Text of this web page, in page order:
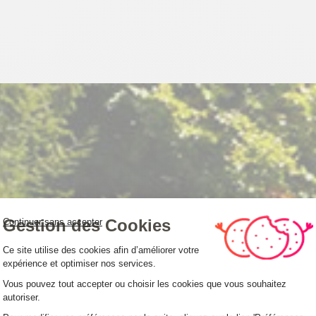
Continuer sans accepter
Gestion des Cookies
Plateforme de Gestion du
Ce site utilise des cookies afin d’améliorer votre
expérience et optimiser nos services.
Vous pouvez tout accepter ou choisir les cookies que vous souhaitez
autoriser.